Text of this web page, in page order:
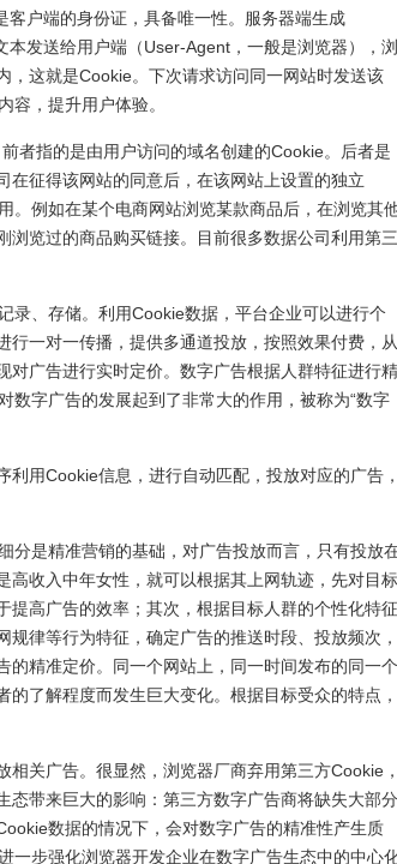
户端的身份证，具备唯一性。服务器端生成
发送给用户端（User-Agent，一般是浏览器），浏
，这就是Cookie。下次请求访问同一网站时发送该
容，提升用户体验。
者指的是由用户访问的域名创建的Cookie。后者是
在征得该网站的同意后，在该网站上设置的独立
。例如在某个电商网站浏览某款商品后，在浏览其
览过的商品购买链接。目前很多数据公司利用第三
录、存储。利用Cookie数据，平台企业可以进行个
一对一传播，提供多通道投放，按照效果付费，从
对广告进行实时定价。数字广告根据人群特征进行精
数字广告的发展起到了非常大的作用，被称为“数字
用Cookie信息，进行自动匹配，投放对应的广告，
分是精准营销的基础，对广告投放而言，只有投放
高收入中年女性，就可以根据其上网轨迹，先对目标
提高广告的效率；其次，根据目标人群的个性化特征
律等行为特征，确定广告的推送时段、投放频次，
精准定价。同一个网站上，同一时间发布的同一个
了解程度而发生巨大变化。根据目标受众的特点，
关广告。很显然，浏览器厂商弃用第三方Cookie，
态带来巨大的影响：第三方数字广告商将缺失大部分
数据的情况下，会对数字广告的精准性产生质
一步强化浏览器开发企业在数字广告生态中的中心